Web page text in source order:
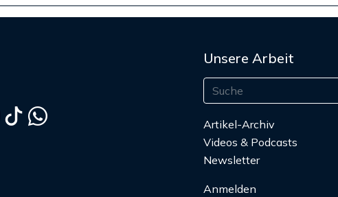
Unsere Arbeit
Artikel-Archiv
Videos & Podcasts
Newsletter
Anmelden